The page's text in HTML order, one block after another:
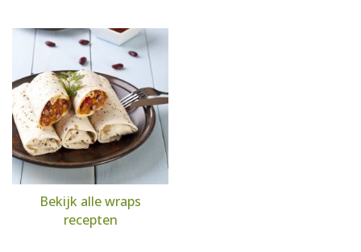
Bekijk alle wraps
recepten